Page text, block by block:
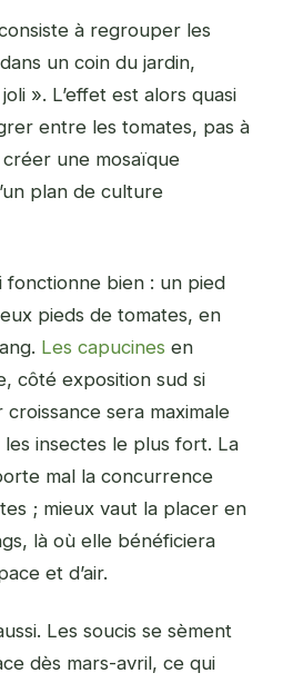
à regrouper les
un coin du jardin,
». L’effet est alors quasi
entre les tomates, pas à
créer une mosaïque
plan de culture
fonctionne bien : un pied
pieds de tomates, en
Les capucines en
côté exposition sud si
sera maximale
insectes le plus fort. La
mal la concurrence
; mieux vaut la placer en
là où elle bénéficiera
et d’air.
Les soucis se sèment
dès mars-avril, ce qui